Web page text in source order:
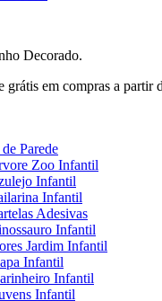
Decorado.
grátis em compras a partir
Parede
Zoo Infantil
Infantil
Infantil
Adesivas
Infantil
Jardim Infantil
Infantil
Infantil
Infantil